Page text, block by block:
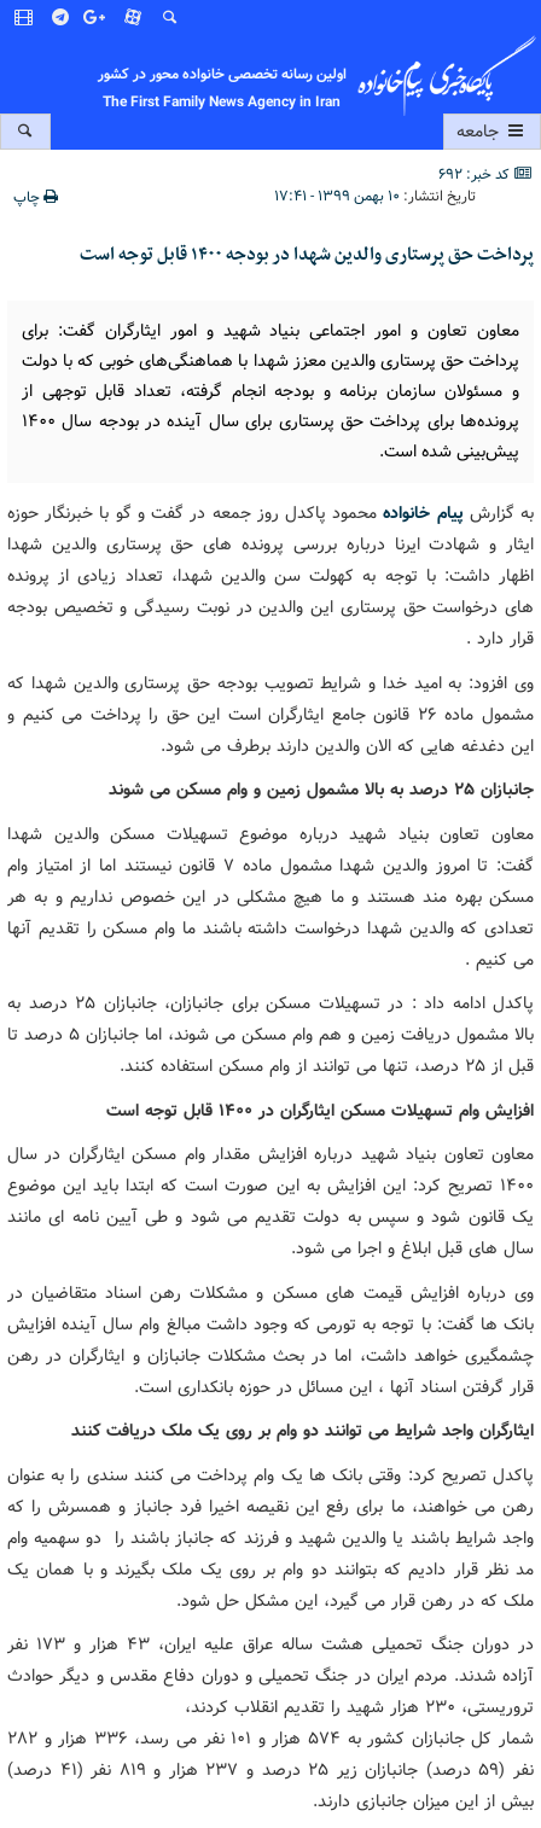
اولین رسانه تخصصی خانواده محور در کشور
The First Family News Agency in Iran
جامعه
کد خبر: 692
تاریخ انتشار: ۱۰ بهمن ۱۳۹۹ - ۱۷:۴۱ چاپ
پرداخت حق پرستاری والدین شهدا در بودجه ۱۴۰۰ قابل توجه است
معاون تعاون و امور اجتماعی بنیاد شهید و امور ایثارگران گفت: برای
پرداخت حق پرستاری والدین معزز شهدا با هماهنگی‌های خوبی که با دولت
و مسئولان سازمان برنامه و بودجه انجام گرفته،‌ تعداد قابل توجهی از
پرونده‌ها برای پرداخت حق پرستاری برای سال آینده در بودجه سال ۱۴۰۰
پیش‌بینی شده است.
به گزارش پیام خانواده محمود پاکدل روز جمعه در گفت و گو با خبرنگار حوزه
ایثار و شهادت ایرنا درباره بررسی پرونده های حق پرستاری والدین شهدا
اظهار داشت: با توجه به کهولت سن والدین شهدا، ‌تعداد زیادی از پرونده
های درخواست حق پرستاری این والدین در نوبت رسیدگی و تخصیص بودجه
قرار دارد .
وی افزود:‌ به امید خدا و شرایط تصویب بودجه حق پرستاری والدین شهدا که
مشمول ماده ۲۶ قانون جامع ایثارگران است این حق را پرداخت می کنیم و
این دغدغه هایی که الان والدین دارند برطرف می شود.
جانبازان ۲۵ درصد به بالا مشمول زمین و وام مسکن می شوند
معاون تعاون بنیاد شهید درباره موضوع تسهیلات مسکن والدین شهدا
گفت: تا امروز والدین شهدا مشمول ماده ۷ قانون نیستند اما از امتیاز وام
مسکن بهره مند هستند و ما هیچ مشکلی در این خصوص نداریم و به هر
تعدادی که والدین شهدا درخواست داشته باشند ما وام مسکن را تقدیم آنها
می کنیم .
پاکدل ادامه داد :‌ در تسهیلات مسکن برای جانبازان،‌ جانبازان ۲۵ درصد به
بالا مشمول دریافت زمین و هم وام مسکن می شوند، اما جانبازان ۵ درصد تا
قبل از ۲۵ درصد، ‌تنها می توانند از وام مسکن استفاده کنند.
افزایش وام تسهیلات مسکن ایثارگران در ۱۴۰۰ قابل توجه است
معاون تعاون بنیاد شهید درباره افزایش مقدار وام مسکن ایثارگران در سال
۱۴۰۰ تصریح کرد:‌ این افزایش به این صورت است که ابتدا باید این موضوع
یک قانون شود و سپس به دولت تقدیم می شود و طی آیین نامه ای مانند
سال های قبل ابلاغ و اجرا می شود.
وی درباره افزایش قیمت های مسکن و مشکلات رهن اسناد متقاضیان در
بانک ها گفت:‌ با توجه به تورمی که وجود داشت مبالغ وام سال آینده افزایش
چشمگیری خواهد داشت، اما در بحث مشکلات جانبازان و ایثارگران در رهن
قرار گرفتن اسناد آنها ،‌ این مسائل در حوزه بانکداری است.
ایثارگران واجد شرایط می توانند دو وام بر روی یک ملک دریافت کنند
پاکدل تصریح کرد:‌ وقتی بانک ها یک وام پرداخت می کنند سندی را به عنوان
رهن می خواهند، ما برای رفع این نقیصه اخیرا فرد جانباز و همسرش را که
واجد شرایط باشند یا والدین شهید و فرزند که جانباز باشند را دو سهمیه وام
مد نظر قرار دادیم که بتوانند دو وام بر روی یک ملک بگیرند و با همان یک
ملک که در رهن قرار می گیرد، این مشکل حل شود.
در دوران جنگ تحمیلی هشت ساله عراق علیه ایران، ۴۳ هزار و ۱۷۳ نفر
آزاده شدند. مردم ایران در جنگ تحمیلی و دوران دفاع مقدس و دیگر حوادث
تروریستی، ۲۳۰ هزار شهید را تقدیم انقلاب کردند،
شمار کل جانبازان کشور به ۵۷۴ هزار و ۱۰۱ نفر می رسد، ۳۳۶ هزار و ۲۸۲
نفر (۵۹ درصد) جانبازان زیر ۲۵ درصد و ۲۳۷ هزار و ۸۱۹ نفر (۴۱ درصد)
بیش از این میزان جانبازی دارند.